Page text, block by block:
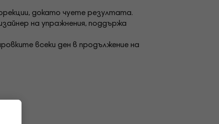
докато чуете резултата.
на упражнения, поддържа
всеки ден в продължение на